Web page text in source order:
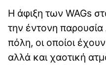
Η άφιξη των WAGs
την έντονη
πόλη, οι οποίοι
αλλά και χαοτική